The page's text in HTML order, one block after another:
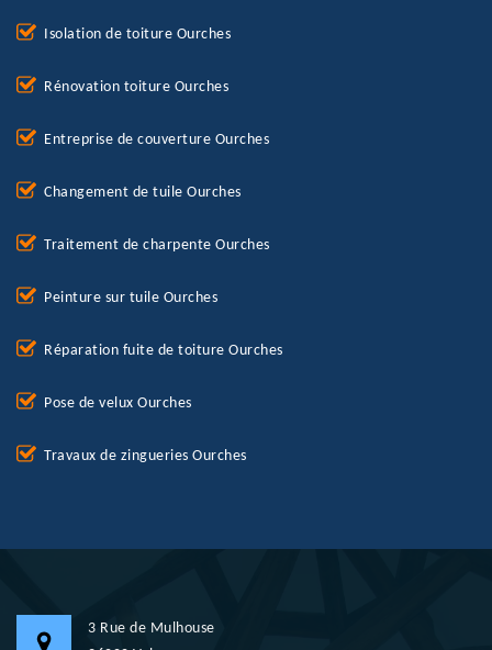
Isolation de toiture Ourches
Rénovation toiture Ourches
Entreprise de couverture Ourches
Changement de tuile Ourches
Traitement de charpente Ourches
Peinture sur tuile Ourches
Réparation fuite de toiture Ourches
Pose de velux Ourches
Travaux de zingueries Ourches
3 Rue de Mulhouse